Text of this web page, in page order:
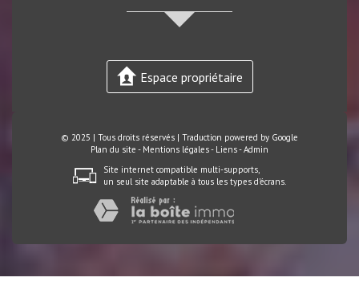
Espace propriétaire
© 2025 | Tous droits réservés | Traduction powered by Google
Plan du site - Mentions légales- Liens-Admin
Site internet compatible multi-supports,
un seul site adaptable à tous les types d'écrans.